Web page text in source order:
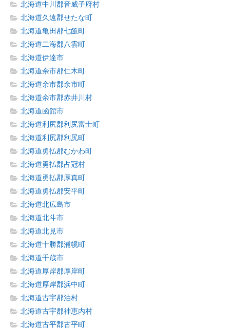
北海道中川郡音威子府村
北海道久遠郡せたな町
北海道亀田郡七飯町
北海道二海郡八雲町
北海道伊達市
北海道余市郡仁木町
北海道余市郡余市町
北海道余市郡赤井川村
北海道函館市
北海道利尻郡利尻富士町
北海道利尻郡利尻町
北海道勇払郡むかわ町
北海道勇払郡占冠村
北海道勇払郡厚真町
北海道勇払郡安平町
北海道北広島市
北海道北斗市
北海道北見市
北海道十勝郡浦幌町
北海道千歳市
北海道厚岸郡厚岸町
北海道厚岸郡浜中町
北海道古宇郡泊村
北海道古宇郡神恵内村
北海道古平郡古平町